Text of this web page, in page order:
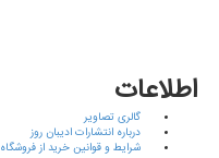
اطلاعات
گالری تصاویر
درباره انتشارات ادیبان روز
شرایط و قوانین خرید از فروشگاه